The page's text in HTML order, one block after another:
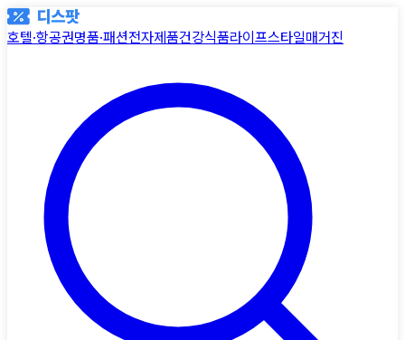
호텔·항공권명품·패션전자제품건강식품라이프스타일매거진